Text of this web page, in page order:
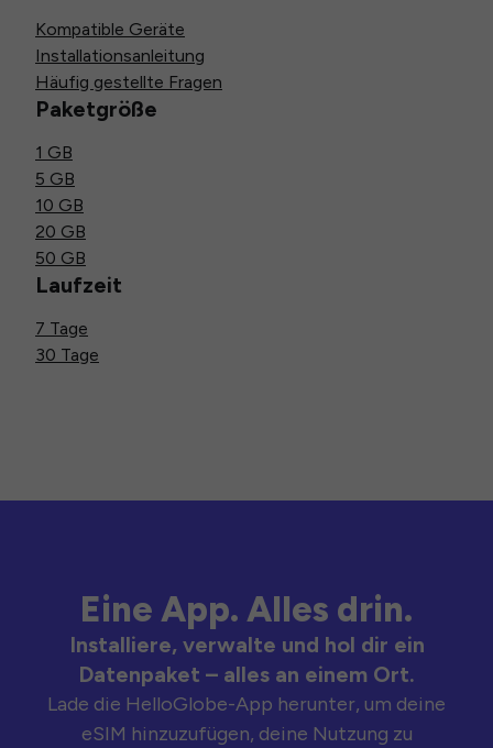
Kompatible Geräte
Installationsanleitung
Häufig gestellte Fragen
Paketgröße
1 GB
5 GB
10 GB
20 GB
50 GB
Laufzeit
7 Tage
30 Tage
Eine App. Alles drin.
Installiere, verwalte und hol dir ein
Datenpaket – alles an einem Ort.
Lade die HelloGlobe-App herunter, um deine
eSIM hinzuzufügen, deine Nutzung zu